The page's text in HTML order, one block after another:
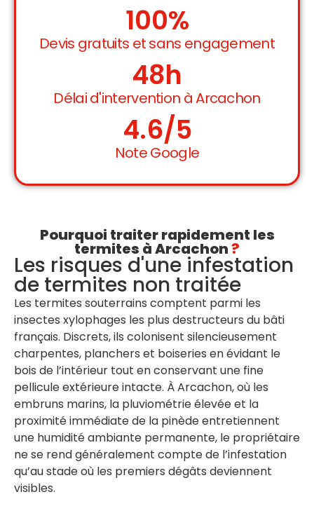
Devis gratuits et sans engagement
100%
Délai d'intervention à Arcachon
48h
Note Google
4.6/5
Pourquoi traiter rapidement les
termites à Arcachon?
Les risques d'une infestation
de termites non traitée
Les termites souterrains comptent parmi les
insectes xylophages les plus destructeurs du bâti
français. Discrets, ils colonisent silencieusement
charpentes, planchers et boiseries en évidant le
bois de l’intérieur tout en conservant une fine
pellicule extérieure intacte. À Arcachon, où les
embruns marins, la pluviométrie élevée et la
proximité immédiate de la pinède entretiennent
une humidité ambiante permanente, le propriétaire
ne se rend généralement compte de l’infestation
qu’au stade où les premiers dégâts deviennent
visibles.